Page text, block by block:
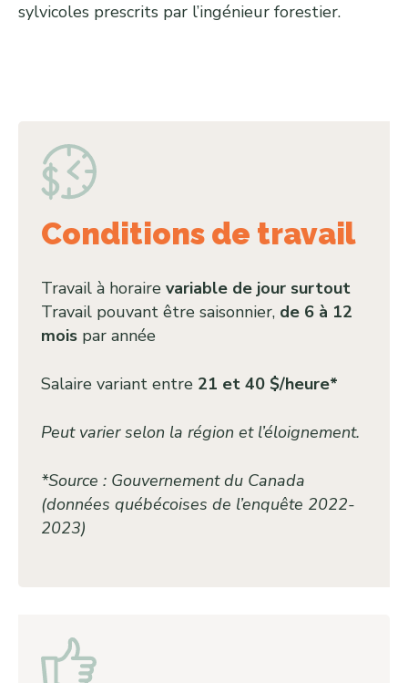
sylvicoles prescrits par l’ingénieur forestier.
Conditions de travail
Travail à horaire variable de jour surtout
Travail pouvant être saisonnier, de 6 à 12
mois par année
Salaire variant entre 21 et 40 $/heure*
Peut varier selon la région et l’éloignement.
*Source : Gouvernement du Canada
(données québécoises de l’enquête 2022-
2023)